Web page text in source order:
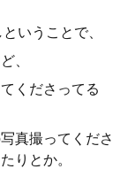
いうことで、
、
くださってる
真撮ってくださ
りとか。